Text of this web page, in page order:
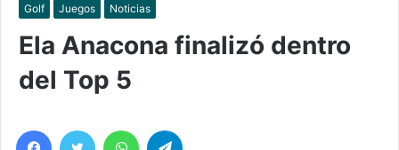
Golf Juegos Noticias
Ela Anacona finalizó dentro
del Top 5